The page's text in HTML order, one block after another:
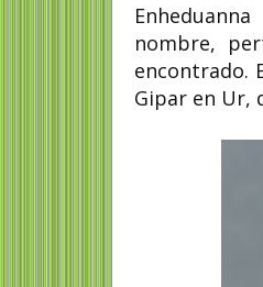
nombre,
encontrado.
Gipar en Ur,